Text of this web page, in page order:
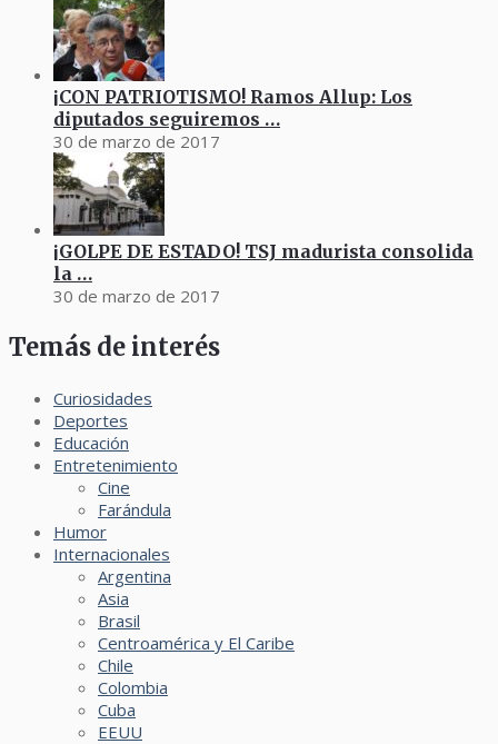
¡CON PATRIOTISMO! Ramos Allup: Los
diputados seguiremos …
30 de marzo de 2017
¡GOLPE DE ESTADO! TSJ madurista consolida
la …
30 de marzo de 2017
Temás de interés
Curiosidades
Deportes
Educación
Entretenimiento
Cine
Farándula
Humor
Internacionales
Argentina
Asia
Brasil
Centroamérica y El Caribe
Chile
Colombia
Cuba
EEUU